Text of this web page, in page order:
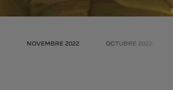
NOVEMBRE 2022 OCTUBRE 2022